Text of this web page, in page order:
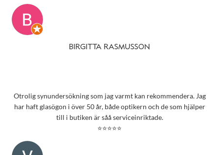
BIRGITTA RASMUSSON
Otrolig synundersökning som jag varmt kan rekommendera. Jag
har haft glasögon i över 50 år, både optikern och de som hjälper
till i butiken är såå serviceinriktade.
⭐⭐⭐⭐⭐